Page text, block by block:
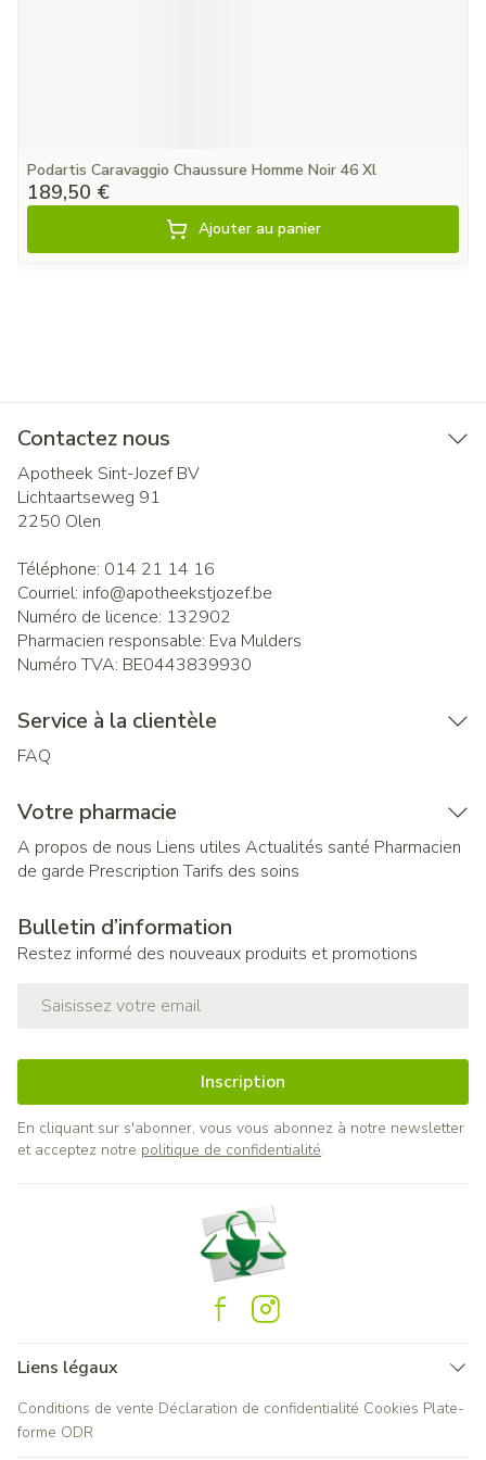
Podartis Caravaggio Chaussure Homme Noir 46 Xl
189,50 €
Ajouter au panier
Contactez nous
Apotheek Sint-Jozef BV
Lichtaartseweg 91
2250 Olen
Téléphone: 014 21 14 16
Courriel: info@apotheekstjozef.be
Numéro de licence: 132902
Pharmacien responsable: Eva Mulders
Numéro TVA: BE0443839930
Service à la clientèle
FAQ
Votre pharmacie
A propos de nous Liens utiles Actualités santé Pharmacien
de garde Prescription Tarifs des soins
Bulletin d’information
Restez informé des nouveaux produits et promotions
Inscription
En cliquant sur s'abonner, vous vous abonnez à notre newsletter
et acceptez notre politique de confidentialité.
Liens légaux
Conditions de vente Déclaration de confidentialité Cookies Plate-
forme ODR